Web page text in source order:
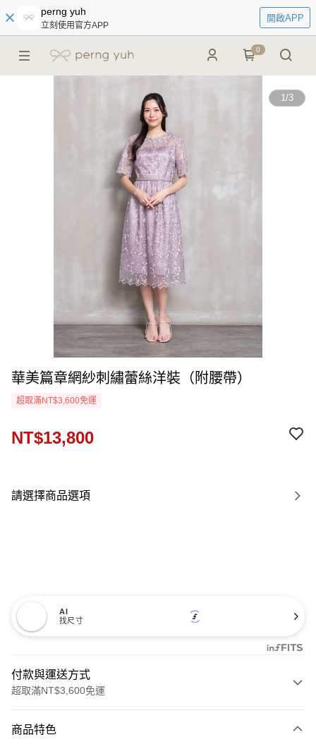
perng yuh
立刻使用官方APP
開啟APP
0
1/3
華美篇章網紗刺繡蕾絲洋裝（附腰帶）
超取滿NT$3,600免運
NT$13,800
請選擇商品選項
AI
找尺寸
付款與運送方式
超取滿NT$3,600免運
信用卡一次付款
商品特色